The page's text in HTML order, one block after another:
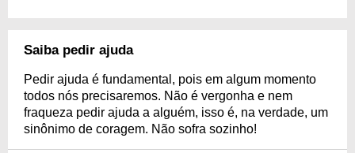
Saiba pedir ajuda
Pedir ajuda é fundamental, pois em algum momento
todos nós precisaremos. Não é vergonha e nem
fraqueza pedir ajuda a alguém, isso é, na verdade, um
sinônimo de coragem. Não sofra sozinho!